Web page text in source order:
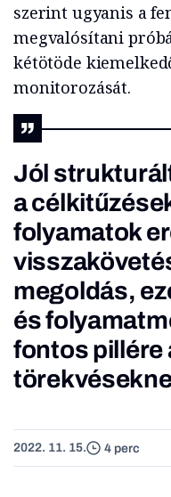
szerint ugyanis a
megvalósítani
kétötöde
monitorozását.
Jól
a
folyamatok
megoldás,
és
fontos pillére
2022. 11. 15. 4 perc